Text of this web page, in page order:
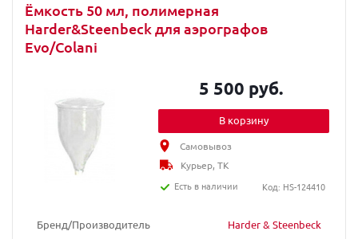
Ёмкость 50 мл, полимерная
Harder&Steenbeck для аэрографов
Evo/Colani
Бренд/Производитель Harder & Steenbeck
5 500 руб.
В корзину
Самовывоз
Курьер, ТК
Есть в наличии
Код: HS-124410